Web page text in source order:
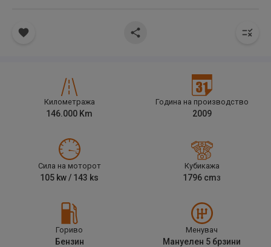
Километража
146.000 Km
Година на производство
2009
Сила на моторот
105 kw / 143 ks
Кубикажа
1796 cm3
Гориво
Бензин
Менувач
Мануелен 5 брзини